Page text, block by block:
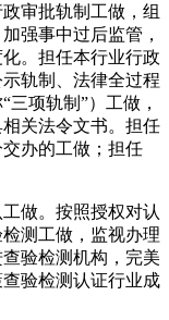
审批轨制工做，组
强事中过后监管，
。担任本行业行政
轨制、法律全过程
项轨制”）工做，
关法令文书。担任
办的工做；担任
做。按照授权对认
测工做，监视办理
验检测机构，完美
验检测认证行业成